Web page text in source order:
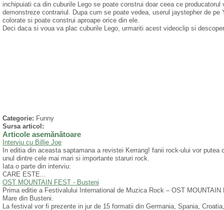
inchipuiati ca din cuburile Lego se poate construi doar ceea ce
demonstreze contrariul. Dupa cum se poate vedea, userul jaystepher de
colorate si poate construi aproape orice din ele.
Deci daca si voua va plac cuburile Lego, urmariti acest videoclip si
Categorie: Funny
Sursa articol:
Articole asemănătoare
Interviu cu Billie Joe
In editia din aceasta saptamana a revistei Kerrang! fanii rock-ului vor
unul dintre cele mai mari si importante staruri rock.
Iata o parte din interviu:
CARE ESTE...
OST MOUNTAIN FEST - Busteni
Prima editie a Festivalului International de Muzica Rock – OST
Mare din Busteni.
La festival vor fi prezente in jur de 15 formatii din Germania, Spania,